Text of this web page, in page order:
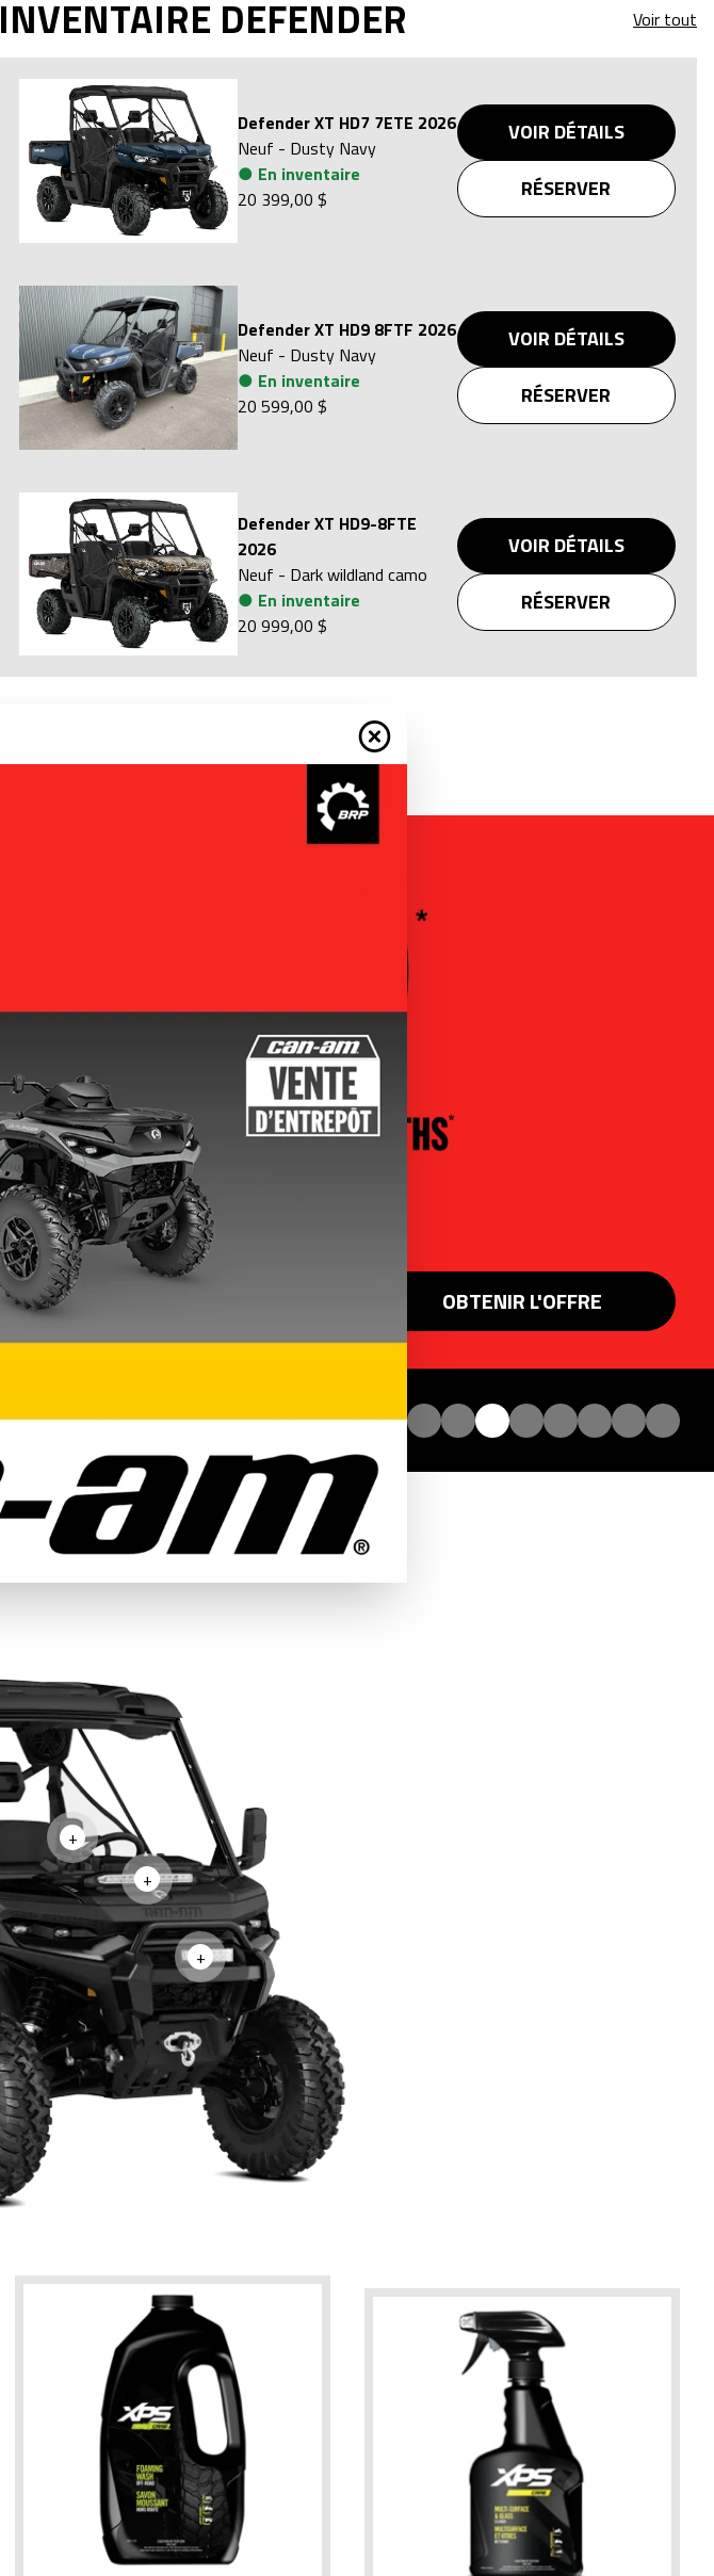
INVENTAIRE DEFENDER Voir tout
Defender XT HD7 7ETE 2026
Neuf - Dusty Navy
● En inventaire
20 399,00 $
VOIR DÉTAILS
RÉSERVER
Defender XT HD9 8FTF 2026
Neuf - Dusty Navy
● En inventaire
20 599,00 $
VOIR DÉTAILS
RÉSERVER
Defender XT HD9-8FTE
2026
Neuf - Dark wildland camo
● En inventaire
20 999,00 $
VOIR DÉTAILS
RÉSERVER
OBTENIR L'OFFRE
+
+
+